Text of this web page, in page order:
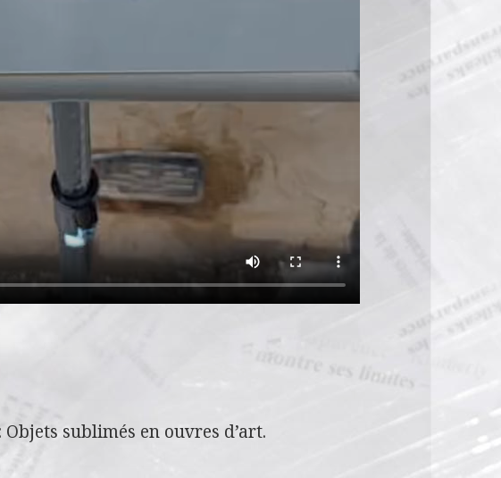
sublimés en ouvres d’art.